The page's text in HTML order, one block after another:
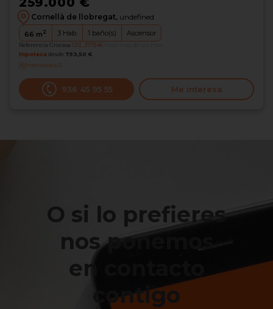
Cornellà de llobregat, undefined
66 m2 3 Hab. 1 baño(s) Ascensor
Referencia Grocasa G13_377546
Hipoteca desde 793,50 €
Interesados0
936 45 95 55 Me interesa
O si lo prefieres
nos ponemos
en contacto
contigo